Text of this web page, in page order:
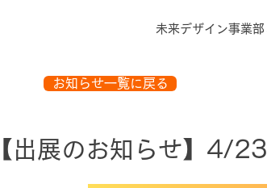
未来デザイン事業部
お知らせ一覧に戻る
【出展のお知らせ】4/